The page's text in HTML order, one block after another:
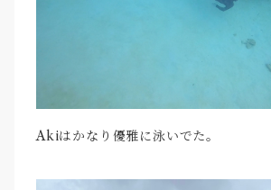
Akiはかなり優雅に泳いでた。